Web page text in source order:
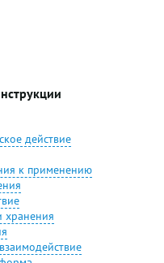
действие
к применению
хранения